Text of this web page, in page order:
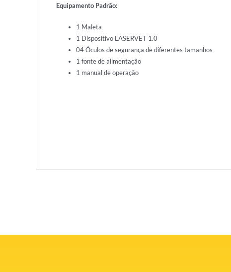
Equipamento Padrão:
1 Maleta
1 Dispositivo LASERVET 1.0
04 Óculos de segurança de diferentes tamanhos
1 fonte de alimentação
1 manual de operação